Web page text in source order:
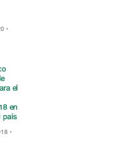
•
el
en
país
•